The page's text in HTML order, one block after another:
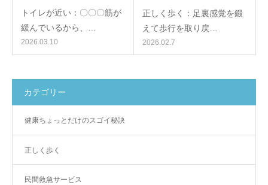
トイレが近い：〇〇〇筋が
緩んでいるから、…
2026.03.10
正しく歩く：足裏感覚を鍛
えて歩行を取り戻…
2026.02.7
カテゴリー
健康ちょっとだけのスゴイ秘訣
正しく歩く
民間救急サービス